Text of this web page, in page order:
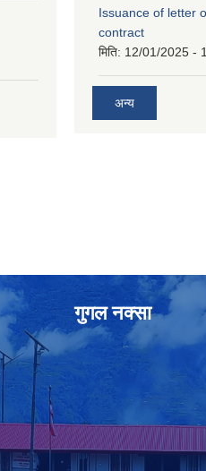
Issuance of letter
contract
मिति: 12/01/2025 -
अन्य
गुगल नक्सा